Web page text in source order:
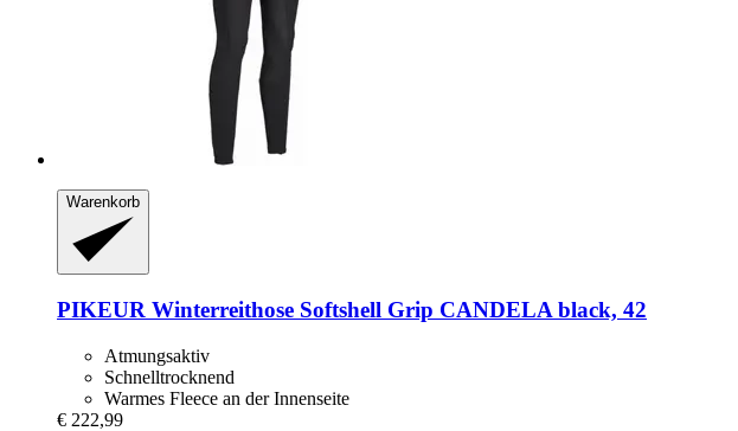
Warenkorb
PIKEUR Winterreithose Softshell Grip CANDELA black, 42
Atmungsaktiv
Schnelltrocknend
Warmes Fleece an der Innenseite
€ 222,99